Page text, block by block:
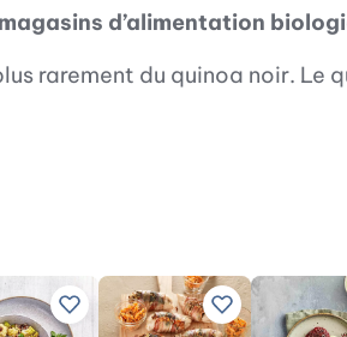
magasins d’alimentation
rarement du quinoa noir.
recettes préférées
Ajouter à vos recettes préférées
Ajouter à vos